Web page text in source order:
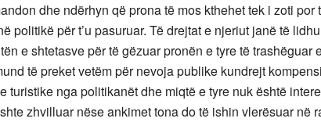
dhe ndërhyn që prona të mos kthehet tek i zoti
politikë për t’u pasuruar. Të drejtat e njeriut janë të
e shtetasve për të gëzuar pronën e tyre të trashëguar
të preket vetëm për nevoja publike kundrejt
turistike nga politikanët dhe miqtë e tyre nuk është
zhvilluar nëse ankimet tona do të ishin vlerësuar në